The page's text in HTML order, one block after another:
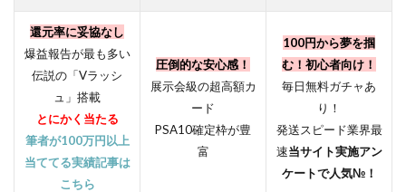
還元率に妥協なし
爆益報告が最も多い
伝説の「Vラッシ
ュ」搭載
とにかく当たる
筆者が100万円以上
当ててる実績記事は
こちら
圧倒的な安心感！
展示会級の超高額カ
ード
PSA10確定枠が豊
富
100円から夢を掴
む！初心者向け！
毎日無料ガチャあ
り！
発送スピード業界最
速当サイト実施アン
ケートで人気№！